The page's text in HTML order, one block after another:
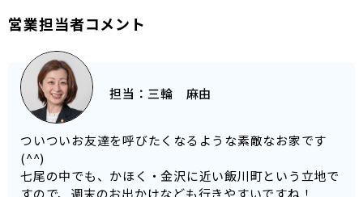
営業担当者コメント
担当： 三輪 麻由
ついついお友達を呼びたくなるような素敵なお家です
(^^)
七尾の中でも、かほく・金沢に近い飯川町という立地で
すので、週末のお出かけなども行きやすいですね！